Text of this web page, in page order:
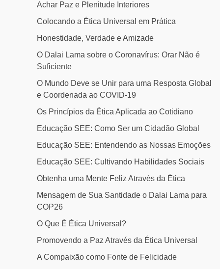
Achar Paz e Plenitude Interiores
Colocando a Ética Universal em Prática
Honestidade, Verdade e Amizade
O Dalai Lama sobre o Coronavírus: Orar Não é
Suficiente
O Mundo Deve se Unir para uma Resposta Global
e Coordenada ao COVID-19
Os Princípios da Ética Aplicada ao Cotidiano
Educação SEE: Como Ser um Cidadão Global
Educação SEE: Entendendo as Nossas Emoções
Educação SEE: Cultivando Habilidades Sociais
Obtenha uma Mente Feliz Através da Ética
Mensagem de Sua Santidade o Dalai Lama para
COP26
O Que É Ética Universal?
Promovendo a Paz Através da Ética Universal
A Compaixão como Fonte de Felicidade